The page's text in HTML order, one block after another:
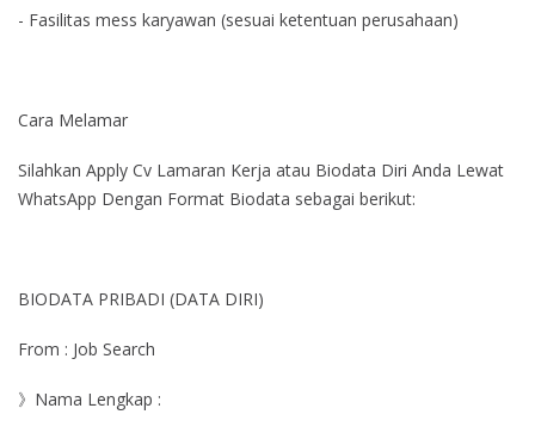
- Fasilitas mess karyawan (sesuai ketentuan perusahaan)
Cara Melamar
Silahkan Apply Cv Lamaran Kerja atau Biodata Diri Anda Lewat
WhatsApp Dengan Format Biodata sebagai berikut:
BIODATA PRIBADI (DATA DIRI)
From : Job Search
》Nama Lengkap :